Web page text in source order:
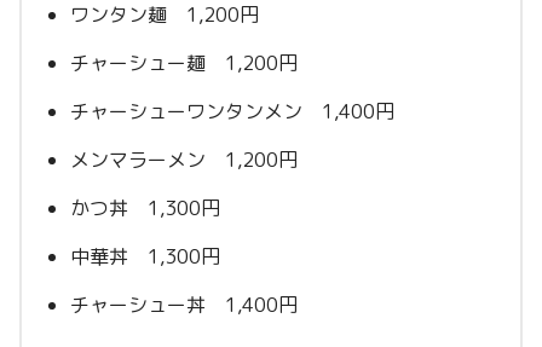
ワンタン麺 1,200円
チャーシュー麺 1,200円
チャーシューワンタンメン 1,400円
メンマラーメン 1,200円
かつ丼 1,300円
中華丼 1,300円
チャーシュー丼 1,400円